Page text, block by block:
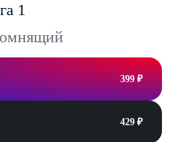
1
399 ₽
429 ₽